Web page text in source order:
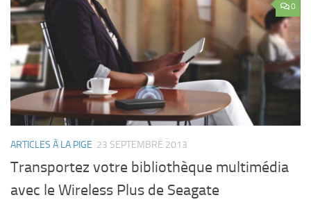
0
ARTICLES À LA PIGE 23 SEPTEMBRE 2013
Transportez votre bibliothèque multimédia
avec le Wireless Plus de Seagate